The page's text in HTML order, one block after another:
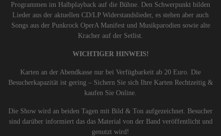
Programmen im Halbplayback auf die Bühne. Den Schwerpunkt bilden
Lieder aus der aktuellen CD/LP Widerstandslieder, es stehen aber auch
Songs aus der Punkrock OperA Manifest und Musikparodien sowie alte
Kracher auf der Setlist.
WICHTIGER HINWEIS!
Karten an der Abendkasse nur bei Verfügbarkeit ab 20 Euro. Die
Besucherkapazität ist gering – Sichern Sie sich Ihre Karten Rechtzeitig &
kaufen Sie Online.
Die Show wird an beiden Tagen mit Bild & Ton aufgezeichnet. Besucher
sind darüber informiert das das Material von der Band veröffentlicht und
genutzt wird!